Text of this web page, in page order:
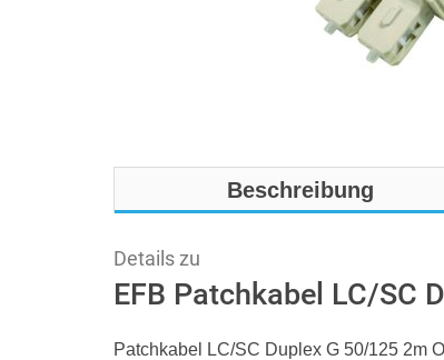
Beschreibung
Details zu
EFB Patchkabel LC/SC
Patchkabel LC/SC Duplex G 50/125 2m